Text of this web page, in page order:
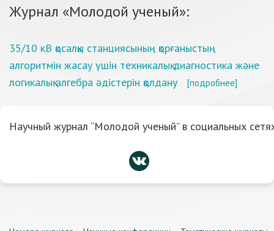
Журнал «Молодой ученый»:
35/10 кВ қосалқы станциясының қорғаныстың
алгоритмін жасау үшін техникалық диагностика және
логикалық алгебра әдістерін қолдану
[подробнее]
Научный журнал “Молодой ученый” в социальных